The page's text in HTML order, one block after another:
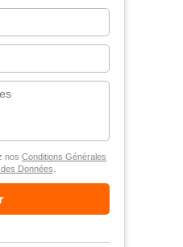
nos Conditions Générales
Données